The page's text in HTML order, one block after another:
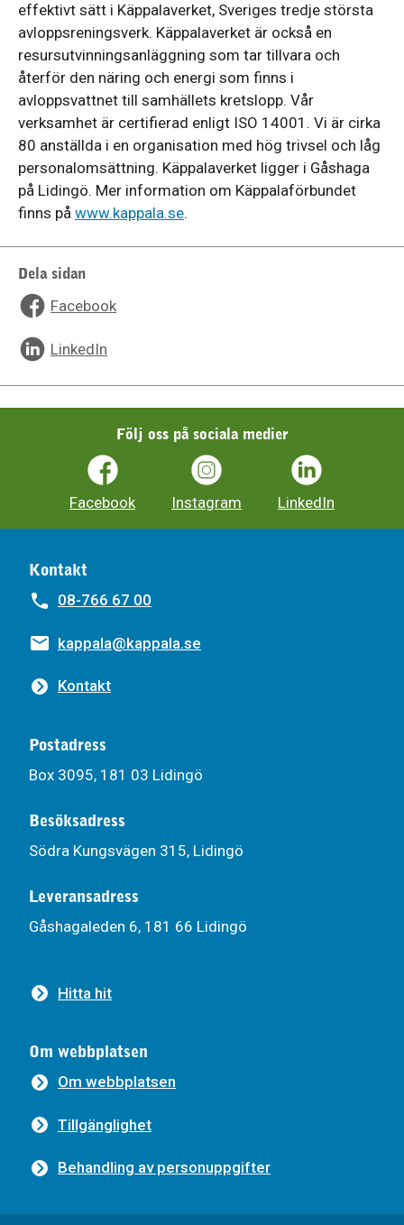
effektivt sätt i Käppalaverket, Sveriges tredje största
avloppsreningsverk. Käppalaverket är också en
resursutvinningsanläggning som tar tillvara och
återför den näring och energi som finns i
avloppsvattnet till samhällets kretslopp. Vår
verksamhet är certifierad enligt ISO 14001. Vi är cirka
80 anställda i en organisation med hög trivsel och låg
personalomsättning. Käppalaverket ligger i Gåshaga
på Lidingö. Mer information om Käppalaförbundet
finns på www.kappala.se.
Dela sidan
Facebook
LinkedIn
Följ oss på sociala medier
Facebook Instagram LinkedIn
Kontakt
08-766 67 00
kappala@kappala.se
Kontakt
Postadress
Box 3095, 181 03 Lidingö
Besöksadress
Södra Kungsvägen 315, Lidingö
Leveransadress
Gåshagaleden 6, 181 66 Lidingö
Hitta hit
Om webbplatsen
Om webbplatsen
Tillgänglighet
Behandling av personuppgifter